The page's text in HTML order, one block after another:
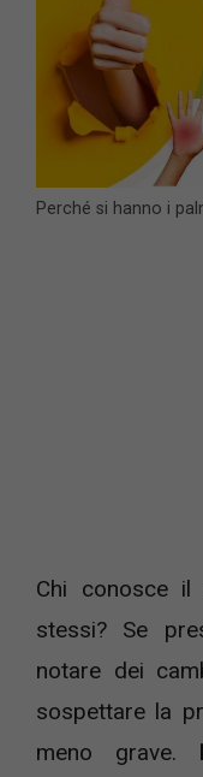
Perché si hanno i
Chi conosce
stessi? Se
notare dei
sospettare la
meno grave.